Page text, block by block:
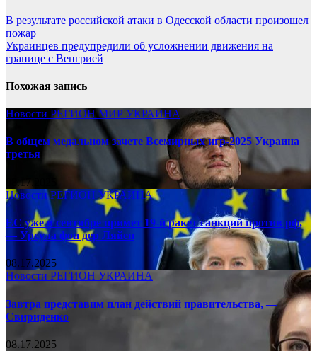
В результате российской атаки в Одесской области произошел
пожар
Украинцев предупредили об усложнении движения на
границе с Венгрией
Похожая запись
Новости РЕГИОНМИР УКРАИНА
В общем медальном зачете Всемирных игр-2025 Украина
третья
08.17.2025
НовостиРЕГИОНУКРАИНА
ЕС уже в сентябре примет 19-й ракет санкций против рф,
— Урсула фон дер Ляйен
08.17.2025
Новости РЕГИОН УКРАИНА
Завтра представим план действий правительства, —
Свириденко
08.17.2025